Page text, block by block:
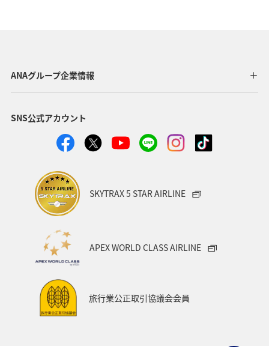
ANAグループ企業情報
SNS公式アカウント
SKYTRAX 5 STAR AIRLINE
APEX WORLD CLASS AIRLINE
旅行業公正取引協議会会員